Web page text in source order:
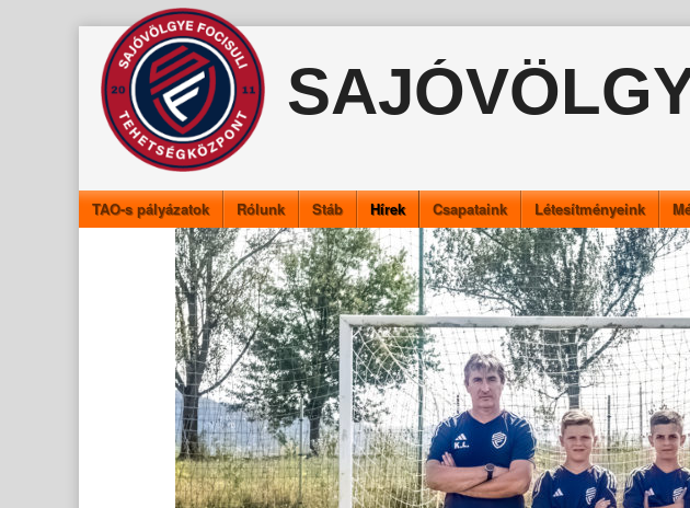
content
TAO-s pályázatok Rólunk Stáb Hírek Csapataink Létesítményeink